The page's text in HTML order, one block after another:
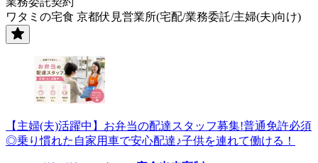
ワタミの宅食 京都伏見営業所(宅配/業務委託/主婦(夫)向け)
【主婦(夫)活躍中】お弁当の配達スタッフ募集!普通免許必須
◎乗り慣れた自家用車で安心配達♪子供を連れて働ける！